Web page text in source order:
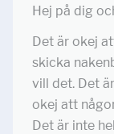
Hej på dig
Det är okej
skicka
vill det. Det
okej att
Det är inte